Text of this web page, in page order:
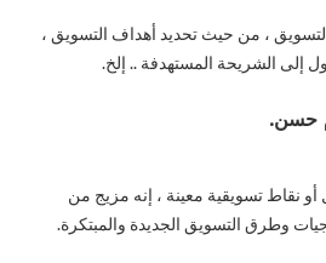
، من حيث تحديد أهداف التسويق ،
إلى الشريحة المستهدفة .. إلخ.
نقاط تسويقية معينة ، إنه مزيج من
وطرق التسويق الجديدة والمبتكرة.